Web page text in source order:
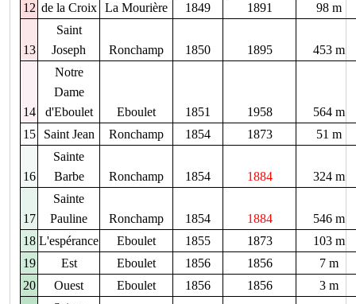
12 de la Croix La Mourière 1849 1891 98 m
13
Saint
Joseph
Ronchamp 1850 1895 453 m
14
Notre
Dame
d'Eboulet
Eboulet 1851 1958
564 m
15
Saint Jean Ronchamp 1854 1873 51 m
16
Sainte
Barbe
Ronchamp 1854 1884 324 m
17
Sainte
Pauline
Ronchamp 1854 1884
546 m
18 L'espérance Eboulet 1855 1873
103 m
19
Est Eboulet 1856 1856
7 m
20
Ouest Eboulet 1856 1856 3 m